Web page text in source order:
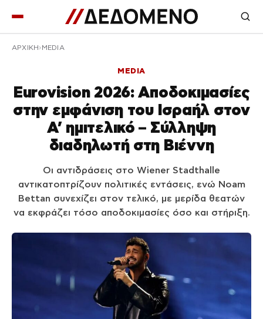
ΑΡΧΙΚΉ MEDIA
MEDIA
Eurovision 2026: Αποδοκιμασίες
στην εμφάνιση του Ισραήλ στον
A’ ημιτελικό – Σύλληψη
διαδηλωτή στη Βιέννη
Οι αντιδράσεις στο Wiener Stadthalle
αντικατοπτρίζουν πολιτικές εντάσεις, ενώ Noam
Bettan συνεχίζει στον τελικό, με μερίδα θεατών
να εκφράζει τόσο αποδοκιμασίες όσο και στήριξη.